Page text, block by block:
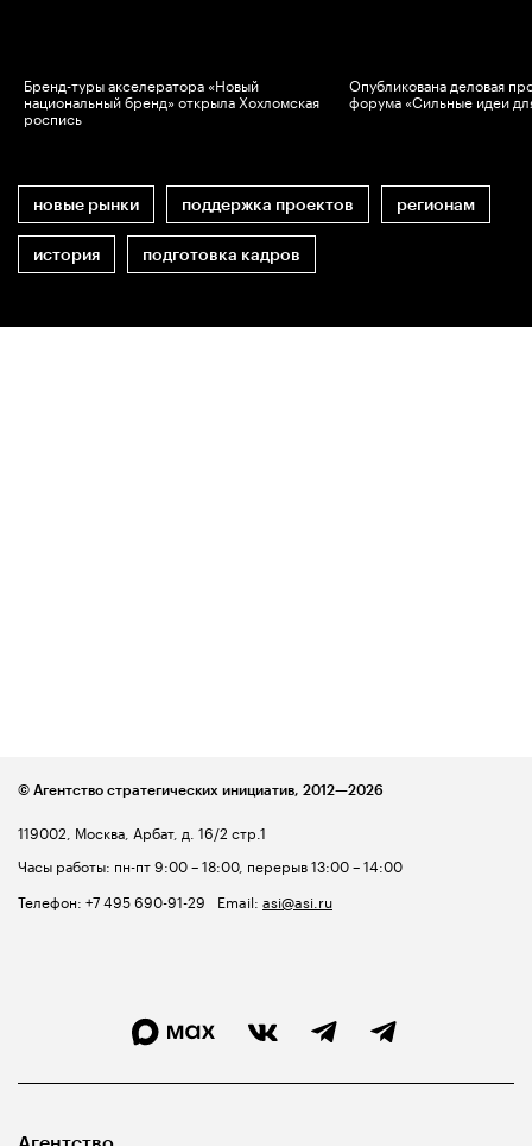
Бренд-туры акселератора «Новый
национальный бренд» открыла Хохломская
роспись
Опубликована деловая
форума «Сильные идеи
новые рынки поддержка проектов регионам
история подготовка кадров
119002, Москва, Арбат, д. 16/2 стр.1
Часы работы: пн-пт 9:00 – 18:00, перерыв 13:00 – 14:00
Телефон: +7 495 690-91-29 Email: asi@asi.ru
© Агентство стратегических инициатив, 2012—2026